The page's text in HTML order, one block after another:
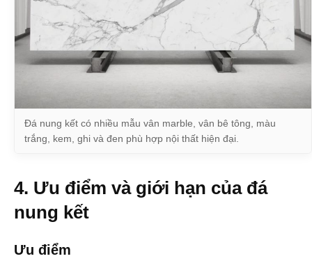
Đá nung kết có nhiều mẫu vân marble, vân bê tông, màu
trắng, kem, ghi và đen phù hợp nội thất hiện đại.
4. Ưu điểm và giới hạn của đá
nung kết
Ưu điểm